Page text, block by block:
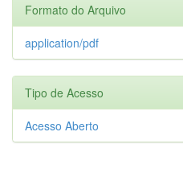
Formato do Arquivo
application/pdf
Tipo de Acesso
Acesso Aberto